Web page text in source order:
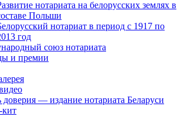
нотариата на белорусских землях в
Польши
нотариат в период с 1917 по
год
союз нотариата
и премии
доверия — издание нотариата Беларуси